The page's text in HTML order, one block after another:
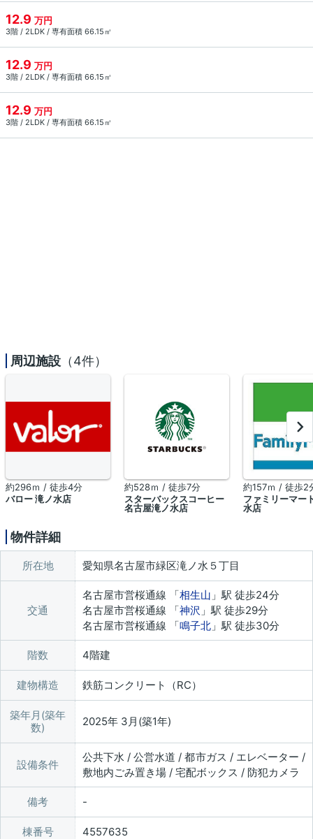
12.9 万円
3階 / 2LDK / 専有面積 66.15㎡
12.9 万円
3階 / 2LDK / 専有面積 66.15㎡
12.9 万円
3階 / 2LDK / 専有面積 66.15㎡
周辺施設 （4件）
約296ｍ / 徒歩4分
バロー 滝ノ水店
約528ｍ / 徒歩7分
スターバックスコーヒー
名古屋滝ノ水店
約157ｍ / 徒歩2
ファミリーマー
水店
物件詳細
所在地 愛知県名古屋市緑区滝ノ水５丁目
交通
名古屋市営桜通線 「相生山 」駅 徒歩24分
名古屋市営桜通線 「神沢 」駅 徒歩29分
名古屋市営桜通線 「鳴子北 」駅 徒歩30分
階数 4階建
建物構造 鉄筋コンクリート（RC）
築年月(築年
数)
2025年 3月(築1年)
設備条件
公共下水 / 公営水道 / 都市ガス / エレベーター /
敷地内ごみ置き場 / 宅配ボックス / 防犯カメラ
備考
棟番号 4557635